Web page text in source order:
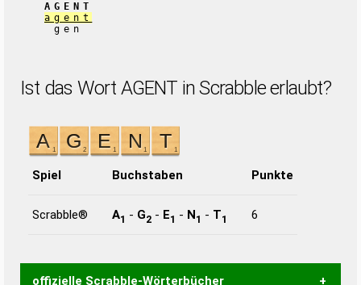
AGENT
agent
gen
Ist das Wort AGENT in Scrabble erlaubt?
Spiel Buchstaben Punkte
Scrabble® A1 - G2 - E1 - N1 - T1 6
offizielle Scrabble-Wörterbücher